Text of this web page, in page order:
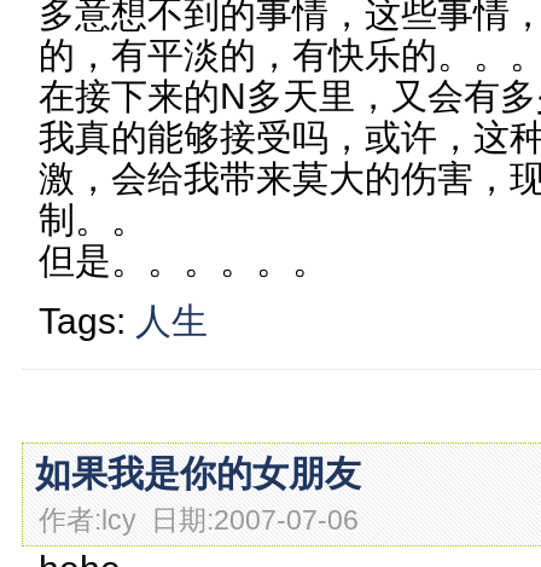
多意想不到的事情，这些事情
的，有平淡的，有快乐的。。
在接下来的N多天里，又会有
我真的能够接受吗，或许，这
激，会给我带来莫大的伤害，
制。。
但是。。。。。。
Tags: 人生
如果我是你的女朋友
作者:lcy 日期:2007-07-06